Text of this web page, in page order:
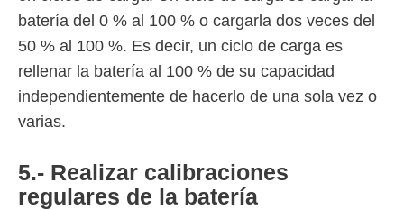
batería del 0 % al 100 % o cargarla dos veces del
50 % al 100 %. Es decir, un ciclo de carga es
rellenar la batería al 100 % de su capacidad
independientemente de hacerlo de una sola vez o
varias.
5.- Realizar calibraciones
regulares de la batería